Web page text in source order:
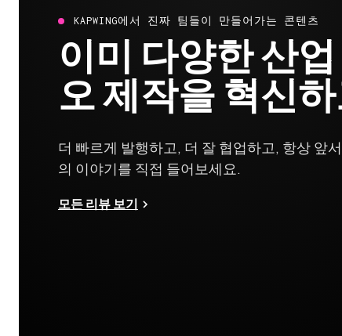
KAPWING에서 진짜 팀들이 만들어가는 콘텐츠
이미 다양한 산
오 제작을 혁신
더 빠르게 발행하고, 더 잘 협업하고, 항상 앞
의 이야기를 직접 들어보세요.
모든 리뷰 보기